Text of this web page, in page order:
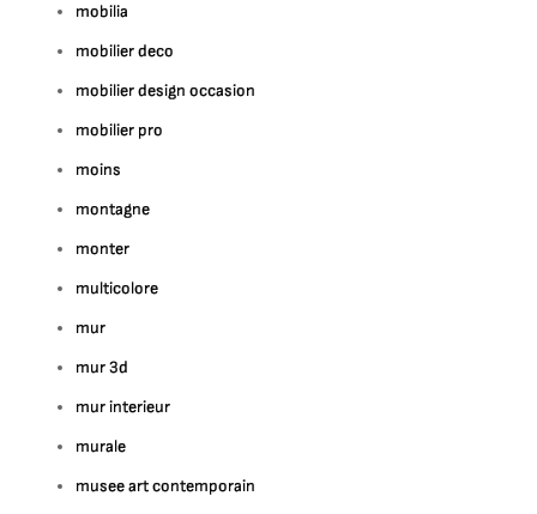
mobilia
mobilier deco
mobilier design occasion
mobilier pro
moins
montagne
monter
multicolore
mur
mur 3d
mur interieur
murale
musee art contemporain